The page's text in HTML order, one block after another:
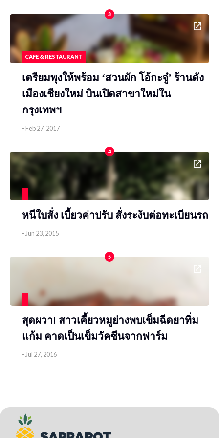
3
CAFÉ & RESTAURANT
เตรียมพุงให้พร้อม ‘สวนผัก โอ้กะจู๋’ ร้านดัง
เมืองเชียงใหม่ บินเปิดสาขาใหม่ใน
กรุงเทพฯ
- Feb 27, 2017
4
หนีใบสั่ง เบี้ยวค่าปรับ สั่งระงับต่อทะเบียนรถ
- Jun 23, 2015
5
สุดผวา! สาวเคี้ยวหมูย่างพบเข็มฉีดยาทิ่ม
แก้ม คาดเป็นเข็มวัคซีนจากฟาร์ม
- Jul 27, 2016